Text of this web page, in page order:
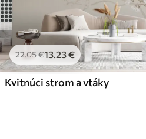
22.05€13.23€
Kvitnúci strom a vtáky